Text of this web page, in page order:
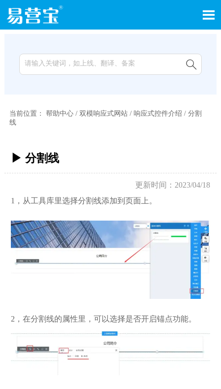


当前位置： 帮助中心/ 双模响应式网站/ 响应式控件介绍 / 分割
线
▶ 分割线
更新时间：2023/04/18
1，从工具库里选择分割线添加到页面上。
2，在分割线的属性里，可以选择是否开启锚点功能。